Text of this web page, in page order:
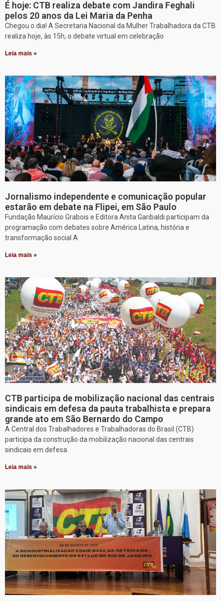
É hoje: CTB realiza debate com Jandira Feghali
pelos 20 anos da Lei Maria da Penha
Chegou o dia! A Secretaria Nacional da Mulher Trabalhadora da CTB
realiza hoje, às 15h, o debate virtual em celebração
Leia mais »
Jornalismo independente e comunicação popular
estarão em debate na Flipei, em São Paulo
Fundação Maurício Grabois e Editora Anita Garibaldi participam da
programação com debates sobre América Latina, história e
transformação social A
Leia mais »
CTB participa de mobilização nacional das centrais
sindicais em defesa da pauta trabalhista e prepara
grande ato em São Bernardo do Campo
A Central dos Trabalhadores e Trabalhadoras do Brasil (CTB)
participa da construção da mobilização nacional das centrais
sindicais em defesa
Leia mais »